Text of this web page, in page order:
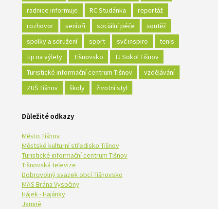
radnice informuje
RC Studánka
reportáž
rozhovor
senioři sociální péče
soutěž
spolky a sdružení
sport svč inspiro
tenis
tip na výlety
Tišnovsko
TJ Sokol Tišnov
Turistické informační centrum Tišnov
vzdělávání
ZUŠ Tišnov
školy životní styl
Důležité odkazy
Město Tišnov
Městské kulturní středisko Tišnov
Turistické informační centrum Tišnov
Tišnovská televize
Dobrovolný svazek obcí Tišnovsko
MAS Brána Vysočiny
Hájek - Hajánky
Jamné